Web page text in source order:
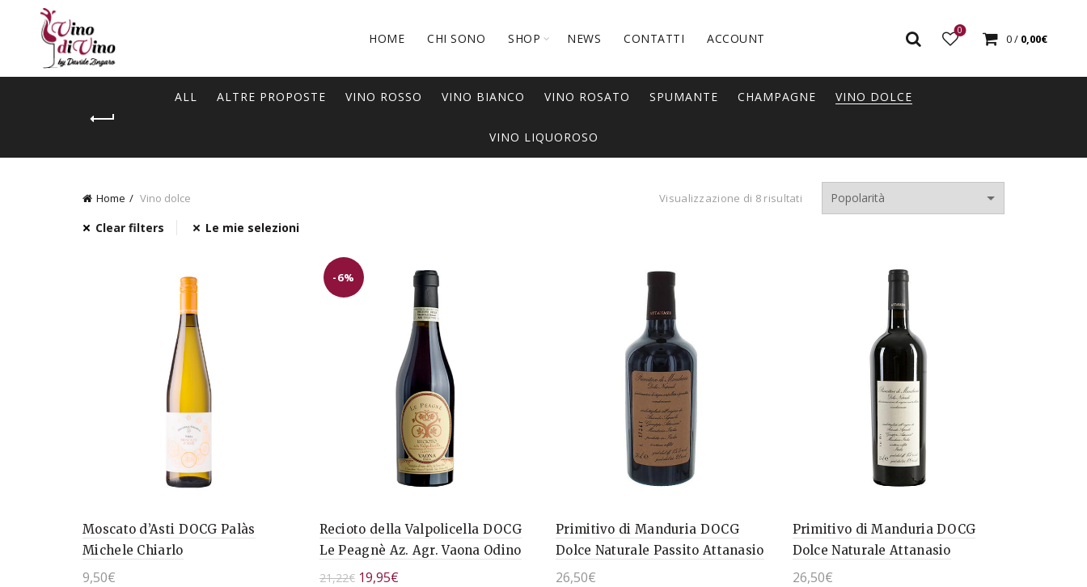
HOME CHI SONO SHOP NEWS CONTATTI ACCOUNT
0
0/ 0,00€
ALL ALTRE PROPOSTE VINO ROSSO VINO BIANCO VINO ROSATO SPUMANTE CHAMPAGNE VINO DOLCE
VINO LIQUOROSO
Home Vino dolce Visualizzazione di 8 risultati Popolarità
Clear filters Le mie selezioni
Moscato d’Asti DOCG Palàs
Michele Chiarlo
9,50€
-6%
Recioto della Valpolicella DOCG
Le Peagnè Az. Agr. Vaona Odino
21,22€ Il19,95€Il
Primitivo di Manduria DOCG
Dolce Naturale Passito Attanasio
26,50€
Primitivo di Manduria DOCG
Dolce Naturale Attanasio
26,50€